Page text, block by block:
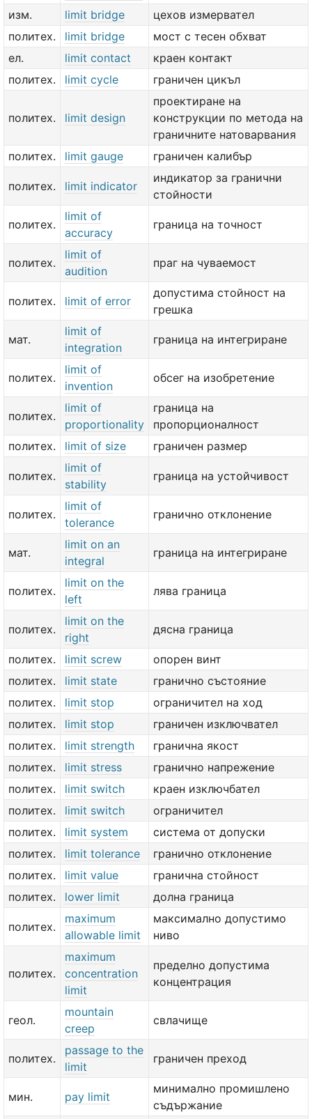
изм. limit bridge
цехов измервател
политех.
limit bridge
мост с тесен обхват
ел.
limit contact
краен контакт
политех.
limit cycle граничен цикъл
политех. limit design
проектиране на
конструкции по метода на
граничните натоварвания
политех.
limit gauge граничен калибър
политех. limit indicator
индикатор за гранични
стойности
политех.
limit of
accuracy
граница на точност
политех.
limit of
audition
праг на чуваемост
политех. limit of error
допустима стойност на
грешка
мат.
limit of
integration
граница на интегриране
политех.
limit of
invention
обсег на изобретение
политех.
limit of
proportionality
граница на
пропорционалност
политех.
limit of size граничен размер
политех.
limit of
stability
граница на устойчивост
политех.
limit of
tolerance
гранично отклонение
мат.
limit on an
integral
граница на интегриране
политех.
limit on the
left
лява граница
политех.
limit on the
right
дясна граница
политех. limit screw
опорен винт
политех.
limit state
гранично състояние
политех.
limit stop
ограничител на ход
политех.
limit stop
граничен изключвател
политех.
limit strength
гранична якост
политех.
limit stress
гранично напрежение
политех.
limit switch
краен изключбател
политех.
limit switch
ограничител
политех.
limit system
система от допуски
политех.
limit tolerance
гранично отклонение
политех.
limit value
гранична стойност
политех.
lower limit долна граница
политех.
maximum
allowable limit
максимално допустимо
ниво
политех.
maximum
concentration
limit
пределно допустима
концентрация
геол.
mountain
creep
свлачище
политех.
passage to the
limit
граничен преход
мин. pay limit
минимално промишлено
съдържание